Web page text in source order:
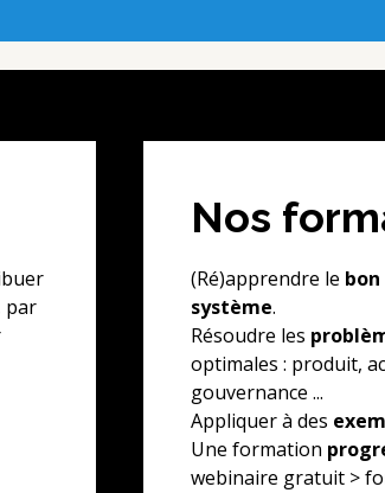
par
Nos
(Ré)apprendre le bon
système.
Résoudre les
optimales : produit,
gouvernance ...
Appliquer à des
Une formation
webinaire gratuit >